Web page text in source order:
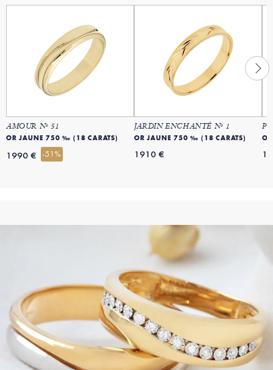
AMOUR Nº 51
OR JAUNE 750 ‰ (18 CARATS)
1990 € -51%
JARDIN ENCHANTÉ Nº 1
OR JAUNE 750 ‰ (18 CARATS)
1910 €